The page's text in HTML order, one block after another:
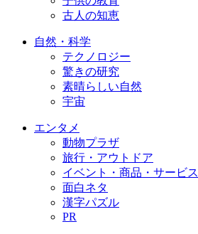
古人の知恵
自然・科学
テクノロジー
驚きの研究
素晴らしい自然
宇宙
エンタメ
動物プラザ
旅行・アウトドア
イベント・商品・サービス
面白ネタ
漢字パズル
PR